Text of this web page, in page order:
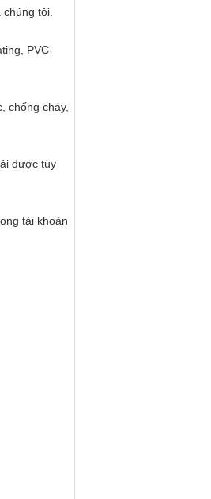
tôi.
PVC-
chống cháy,
được tùy
tài khoản